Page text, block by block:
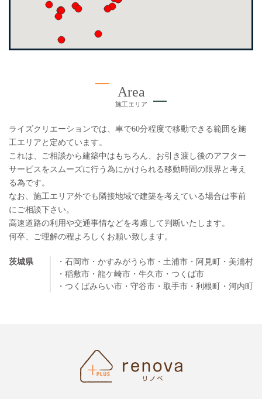
Area
施工エリア
ライズクリエーションでは、車で60分程度で移動できる範囲を施
工エリアと定めています。
これは、ご相談から建築中はもちろん、お引き渡し後のアフター
サービスをスムーズに行う為にかけられる移動時間の限界と考え
る為です。
なお、施工エリア外でも隣接地域で建築を考えている場合は事前
にご相談下さい。
高速道路の利用や交通事情などを考慮して判断いたします。
何卒、ご理解の程よろしくお願い致します。
茨城県 ・石岡市 ・かすみがうら市 ・土浦市 ・阿見町 ・美浦村
・稲敷市 ・龍ケ崎市 ・牛久市 ・つくば市
・つくばみらい市 ・守谷市 ・取手市 ・利根町 ・河内町